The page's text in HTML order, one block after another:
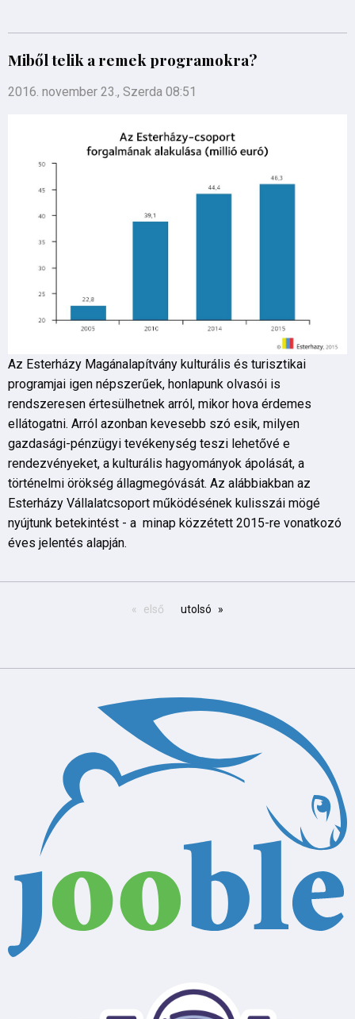
Miből telik a remek programokra?
2016. november 23., Szerda 08:51
Az Esterházy Magánalapítvány kulturális és turisztikai
programjai igen népszerűek, honlapunk olvasói is
rendszeresen értesülhetnek arról, mikor hova érdemes
ellátogatni. Arról azonban kevesebb szó esik, milyen
gazdasági-pénzügyi tevékenység teszi lehetővé e
rendezvényeket, a kulturális hagyományok ápolását, a
történelmi örökség állagmegóvását. Az alábbiakban az
Esterházy Vállalatcsoport működésének kulisszái mögé
nyújtunk betekintést - a minap közzétett 2015-re vonatkozó
éves jelentés alapján.
első utolsó